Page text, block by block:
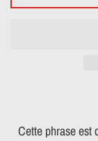
Cette phrase est